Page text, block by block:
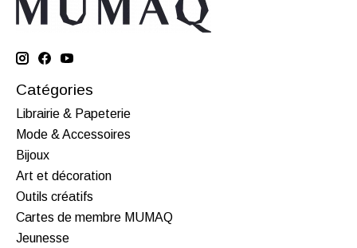
Catégories
Librairie & Papeterie
Mode & Accessoires
Bijoux
Art et décoration
Outils créatifs
Cartes de membre MUMAQ
Jeunesse